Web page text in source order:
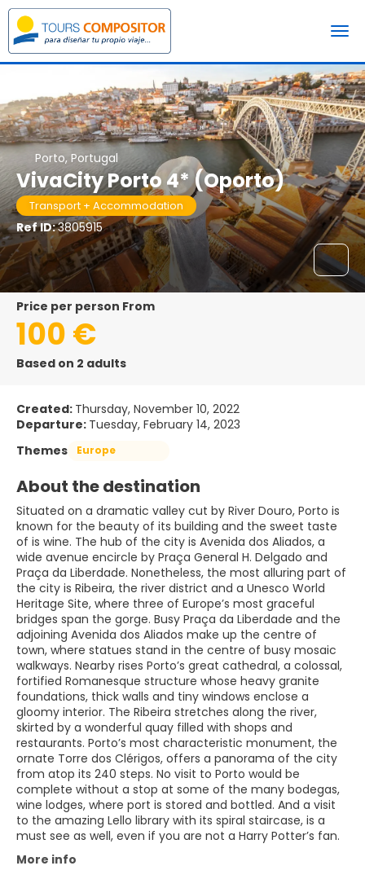
Porto, Portugal
VivaCity Porto 4* (Oporto)
Transport + Accommodation
Ref ID:3805915
price per person From
100 €
Based on 2 adults
Created: Thursday, November 10, 2022
Departure: Tuesday, February 14, 2023
Themes
Europe
About the destination
Situated on a dramatic valley cut by River Douro, Porto is
known for the beauty of its building and the sweet taste
of is wine. The hub of the city is Avenida dos Aliados, a
wide avenue encircle by Praça General H. Delgado and
Praça da Liberdade. Nonetheless, the most alluring part of
the city is Ribeira, the river district and a Unesco World
Heritage Site, where three of Europe’s most graceful
bridges span the gorge. Busy Praça da Liberdade and the
adjoining Avenida dos Aliados make up the centre of
town, where statues stand in the centre of busy mosaic
walkways. Nearby rises Porto’s great cathedral, a colossal,
fortified Romanesque structure whose heavy granite
foundations, thick walls and tiny windows enclose a
gloomy interior. The Ribeira stretches along the river,
skirted by a wonderful quay filled with shops and
restaurants. Porto’s most characteristic monument, the
ornate Torre dos Clérigos, offers a panorama of the city
from atop its 240 steps. No visit to Porto would be
complete without a stop at some of the many bodegas,
wine lodges, where port is stored and bottled. And a visit
to the amazing Lello library with its spiral staircase, is a
must see as well, even if you are not a Harry Potter’s fan.
More info